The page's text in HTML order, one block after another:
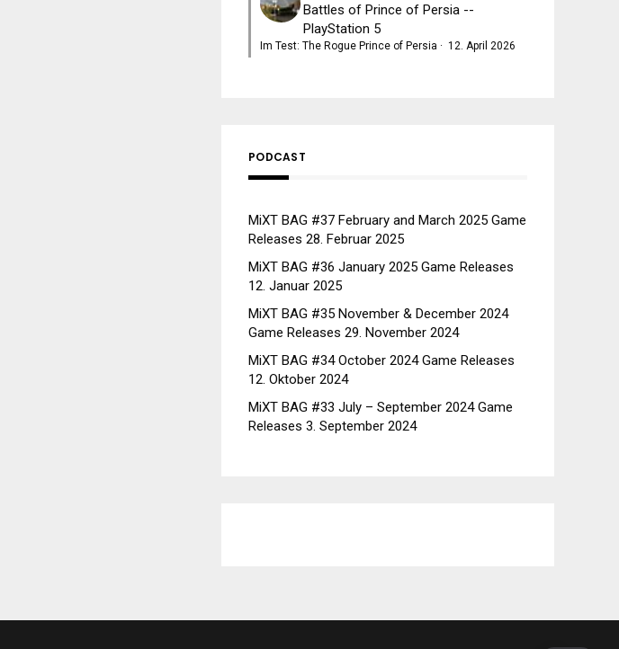
Battles of Prince of Persia --
PlayStation 5
Im Test: The Rogue Prince of Persia · 12. April 2026
PODCAST
MiXT BAG #37 February and March 2025 Game
Releases 28. Februar 2025
MiXT BAG #36 January 2025 Game Releases
12. Januar 2025
MiXT BAG #35 November & December 2024
Game Releases 29. November 2024
MiXT BAG #34 October 2024 Game Releases
12. Oktober 2024
MiXT BAG #33 July – September 2024 Game
Releases 3. September 2024